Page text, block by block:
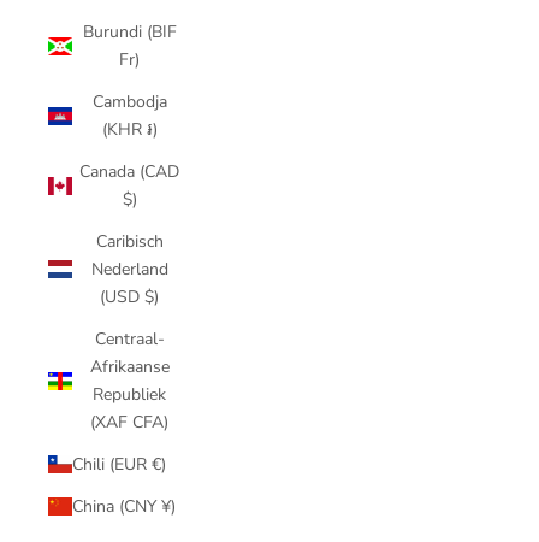
Burundi (BIF
Fr)
Cambodja
(KHR ៛)
Canada (CAD
$)
Caribisch
Nederland
(USD $)
Centraal-
Afrikaanse
Republiek
(XAF CFA)
Chili (EUR €)
China (CNY ¥)